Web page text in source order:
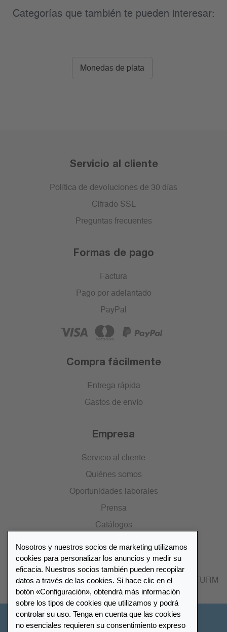
Categorías que también te pueden interesar:
Monedas de plata
Servicio al cliente
Política de devoluciones de 30 días
Cifrado SSL
Preguntas frecuentes
Formas de pago
Factura
Pago por adelantado
PayPal
Compra fácilmente
Entrega rápida
Gastos de envío
Empresa
Servicio al cliente
Quiénes somos
Oportunidades laborales
Prensa
Catálogos
Lista de distribuidores
Encuentre su distribuidor más cercano LEUCHTTURM
Nosotros y nuestros socios de marketing utilizamos
cookies para personalizar los anuncios y medir su
eficacia. Nuestros socios también pueden recopilar
datos a través de las cookies. Si hace clic en el
botón «Configuración», obtendrá más información
sobre los tipos de cookies que utilizamos y podrá
controlar su uso. Tenga en cuenta que las cookies
no esenciales requieren su consentimiento expreso